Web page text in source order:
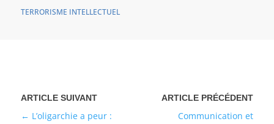
TERRORISME INTELLECTUEL
Communication et
L’oligarchie a peur :